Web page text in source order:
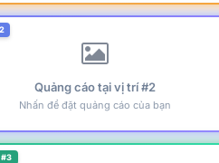
Quảng cáo tại vị trí #2
Nhấn để đặt quảng cáo của bạn